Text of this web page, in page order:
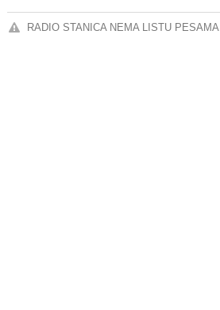
RADIO STANICA NEMA LISTU PESAMA